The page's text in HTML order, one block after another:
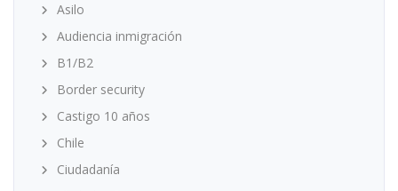
Asilo
Audiencia inmigración
B1/B2
Border security
Castigo 10 años
Chile
Ciudadanía